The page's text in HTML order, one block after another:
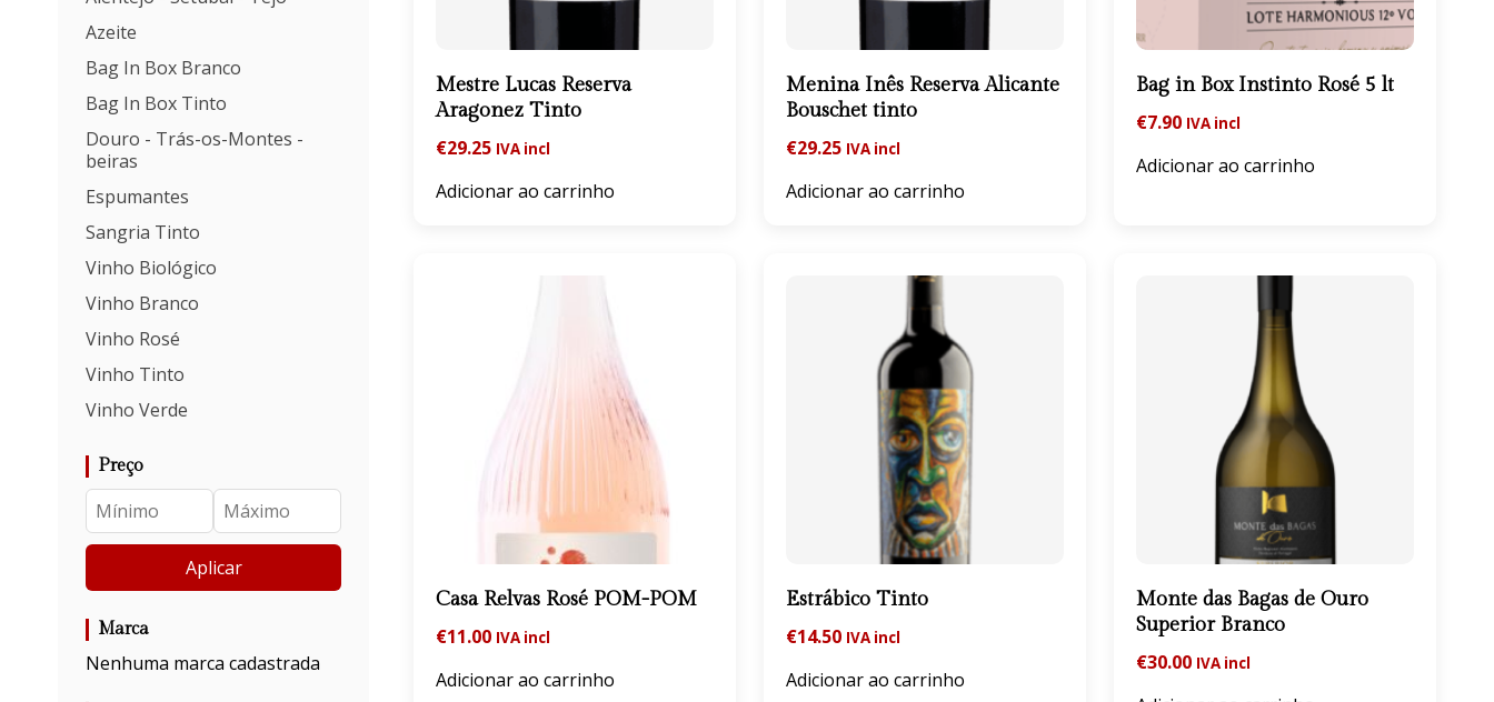
Azeite
Bag In Box Branco
Bag In Box Tinto
Douro - Trás-os-Montes -
beiras
Espumantes
Sangria Tinto
Vinho Biológico
Vinho Branco
Vinho Rosé
Vinho Tinto
Vinho Verde
Preço
Aplicar
Marca
Nenhuma marca cadastrada
Mestre Lucas Reserva
Aragonez Tinto
€29.25 IVA incl
Adicionar ao carrinho
Menina Inês Reserva Alicante
Bouschet tinto
€29.25 IVA incl
Adicionar ao carrinho
Bag in Box Instinto Rosé 5 lt
€7.90 IVA incl
Adicionar ao carrinho
Casa Relvas Rosé POM-POM
€11.00 IVA incl
Adicionar ao carrinho
Estrábico Tinto
€14.50 IVA incl
Adicionar ao carrinho
Monte das Bagas de Ouro
Superior Branco
€30.00 IVA incl